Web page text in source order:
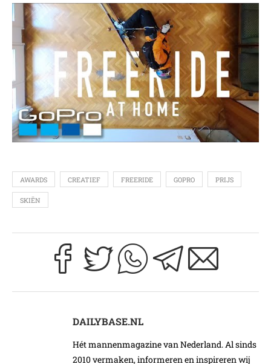
AWARDS CREATIEF FREERIDE GOPRO PRIJS
SKIËN
DAILYBASE.NL
Hét mannenmagazine van Nederland. Al sinds
2010 vermaken, informeren en inspireren wij